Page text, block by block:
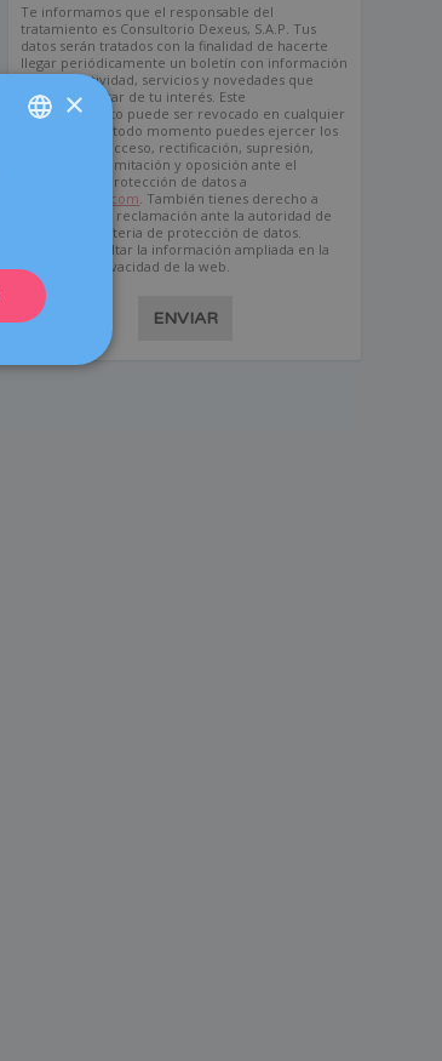
Te informamos que el responsable del
tratamiento es Consultorio Dexeus, S.A.P. Tus
datos serán tratados con la finalidad de hacerte
llegar periódicamente un boletín con información
sobre la actividad, servicios y novedades que
puedan resultar de tu interés. Este
consentimiento puede ser revocado en cualquier
momento. En todo momento puedes ejercer los
derechos de acceso, rectificación, supresión,
portabilidad, limitación y oposición ante el
delegado de protección de datos a
dpd@dexeus.com . También tienes derecho a
presentar una reclamación ante la autoridad de
control en materia de protección de datos.
Puedes consultar la información ampliada en la
política de privacidad de la web.
ENVIAR
FRENCH
×